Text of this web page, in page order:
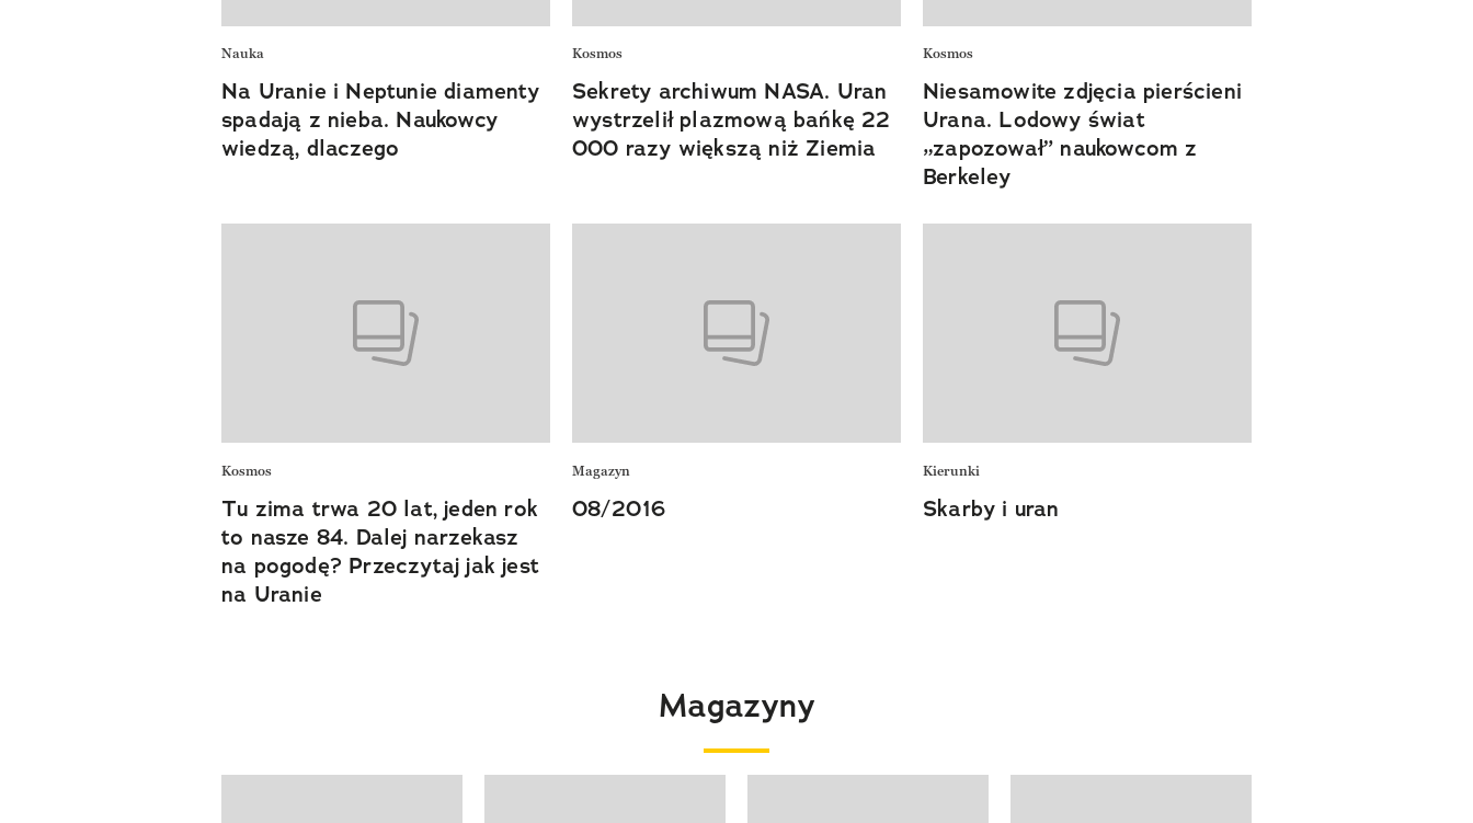
Nauka
Na Uranie i Neptunie diamenty
spadają z nieba. Naukowcy
wiedzą, dlaczego
Kosmos
Sekrety archiwum NASA. Uran
wystrzelił plazmową bańkę 22
000 razy większą niż Ziemia
Kosmos
Niesamowite zdjęcia pierścieni
Urana. Lodowy świat
„zapozował” naukowcom z
Berkeley
Kosmos
Tu zima trwa 20 lat, jeden rok
to nasze 84. Dalej narzekasz
na pogodę? Przeczytaj jak jest
na Uranie
Magazyn
08/2016
Kierunki
Skarby i uran
Magazyny